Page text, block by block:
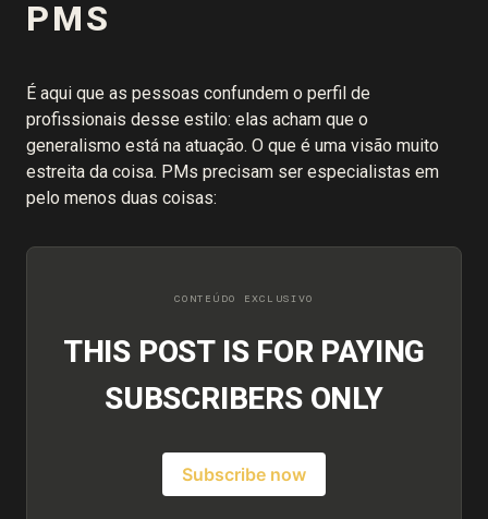
PMS
É aqui que as pessoas confundem o perfil de
profissionais desse estilo: elas acham que o
generalismo está na atuação. O que é uma visão muito
estreita da coisa. PMs precisam ser especialistas em
pelo menos duas coisas:
THIS POST IS FOR PAYING
SUBSCRIBERS ONLY
Subscribe now